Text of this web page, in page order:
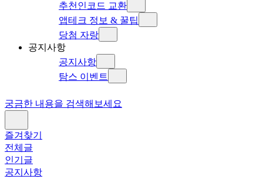
추천인코드 교환
앱테크 정보 & 꿀팁
당첨 자랑
공지사항
공지사항
탐스 이벤트
궁금한 내용을 검색해보세요
즐겨찾기
전체글
인기글
공지사항